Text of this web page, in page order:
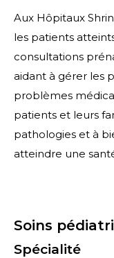
Aux Hôpitaux
les patients
consultations
aidant à gérer les
problèmes
patients et leurs
pathologies et à
atteindre une
Soins
Spécialité